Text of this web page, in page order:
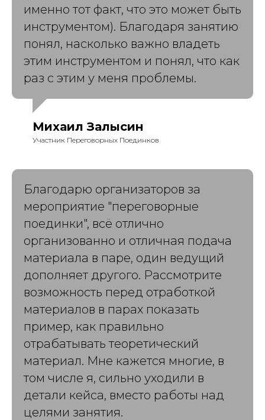
именно тот факт, что это может быть
инструментом). Благодаря занятию
понял, насколько важно владеть
этим инструментом и понял, что как
раз с этим у меня проблемы.
Михаил Залысин
Участник Переговорных Поединков
Благодарю организаторов за
мероприятие "переговорные
поединки", всё отлично
организованно и отличная подача
материала в паре, один ведущий
дополняет другого. Рассмотрите
возможность перед отработкой
материалов в парах показать
пример, как правильно
отрабатывать теоретический
материал. Мне кажется многие, в
том числе я, сильно уходили в
детали кейса, вместо работы над
целями занятия.